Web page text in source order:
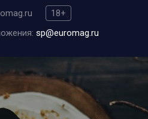
18+
sp@euromag.ru